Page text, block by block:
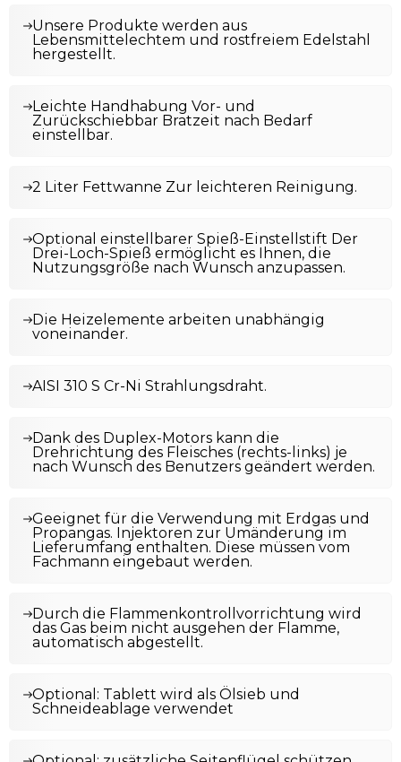
Unsere Produkte werden aus
Lebensmittelechtem und rostfreiem Edelstahl
hergestellt.
Leichte Handhabung Vor- und
Zurückschiebbar Bratzeit nach Bedarf
einstellbar.
2 Liter Fettwanne Zur leichteren Reinigung.
Optional einstellbarer Spieß-Einstellstift Der
Drei-Loch-Spieß ermöglicht es Ihnen, die
Nutzungsgröße nach Wunsch anzupassen.
Die Heizelemente arbeiten unabhängig
voneinander.
AISI 310 S Cr-Ni Strahlungsdraht.
Dank des Duplex-Motors kann die
Drehrichtung des Fleisches (rechts-links) je
nach Wunsch des Benutzers geändert werden.
Geeignet für die Verwendung mit Erdgas und
Propangas. Injektoren zur Umänderung im
Lieferumfang enthalten. Diese müssen vom
Fachmann eingebaut werden.
Durch die Flammenkontrollvorrichtung wird
das Gas beim nicht ausgehen der Flamme,
automatisch abgestellt.
Optional: Tablett wird als Ölsieb und
Schneideablage verwendet